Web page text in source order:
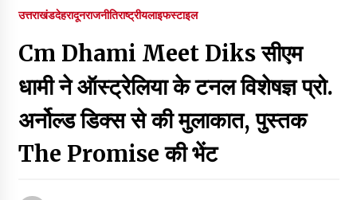
December 18, 2023
Thought Of The Day 7 September
September 7, 2023
Thought Of The Day 6 September
September 6, 2023
उत्तराखंडदेहरादूनराजनीतिराष्ट्रीयलाइफस्टाइल
Cm Dhami Meet Diks सीएम
धामी ने ऑस्ट्रेलिया के टनल विशेषज्ञ प्रो.
अर्नोल्ड डिक्स से की मुलाकात, पुस्तक
The Promise की भेंट